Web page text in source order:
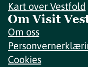
Kart over Vestfold
Om Visit
Om oss
Cookies